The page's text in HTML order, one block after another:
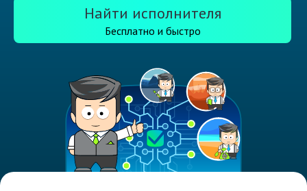
Найти исполнителя
Бесплатно и быстро